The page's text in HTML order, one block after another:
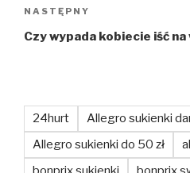
Następny
wpis
NASTĘPNY
Czy wypada kobiecie iść
24hurt
Allegro sukienki
Allegro sukienki do 50 zł